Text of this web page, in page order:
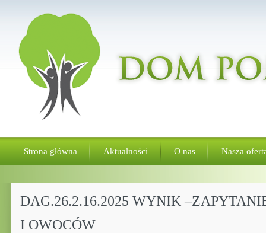
Strona główna Aktualności O nas Nasza
DAG.26.2.16.2025 WYNIK
I OWOCÓW